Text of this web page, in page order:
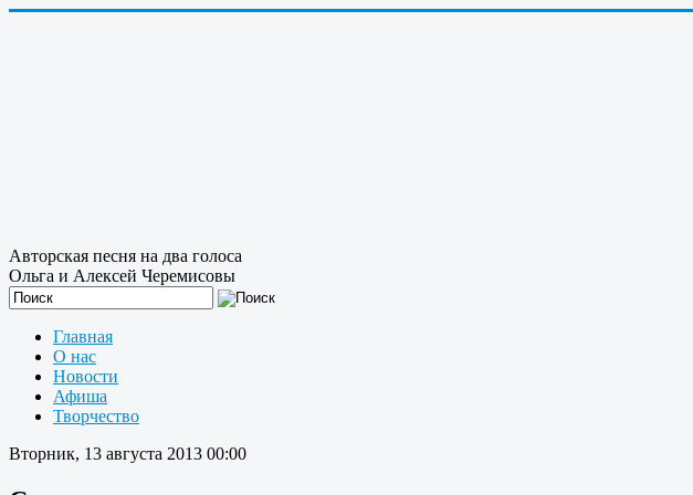
Авторская песня на два голоса
Ольга и Алексей Черемисовы
Главная
О нас
Новости
Афиша
Творчество
Вторник, 13 августа 2013 00:00